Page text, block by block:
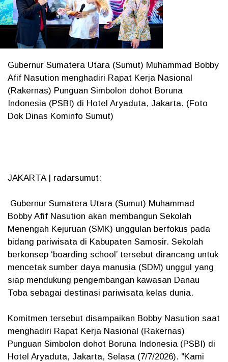
Gubernur Sumatera Utara (Sumut) Muhammad Bobby
Afif Nasution menghadiri Rapat Kerja Nasional
(Rakernas) Punguan Simbolon dohot Boruna
Indonesia (PSBI) di Hotel Aryaduta, Jakarta. (Foto
Dok Dinas Kominfo Sumut)
JAKARTA | radarsumut:
Gubernur Sumatera Utara (Sumut) Muhammad
Bobby Afif Nasution akan membangun Sekolah
Menengah Kejuruan (SMK) unggulan berfokus pada
bidang pariwisata di Kabupaten Samosir. Sekolah
berkonsep ‘boarding school’ tersebut dirancang untuk
mencetak sumber daya manusia (SDM) unggul yang
siap mendukung pengembangan kawasan Danau
Toba sebagai destinasi pariwisata kelas dunia.
Komitmen tersebut disampaikan Bobby Nasution saat
menghadiri Rapat Kerja Nasional (Rakernas)
Punguan Simbolon dohot Boruna Indonesia (PSBI) di
Hotel Aryaduta, Jakarta, Selasa (7/7/2026). "Kami